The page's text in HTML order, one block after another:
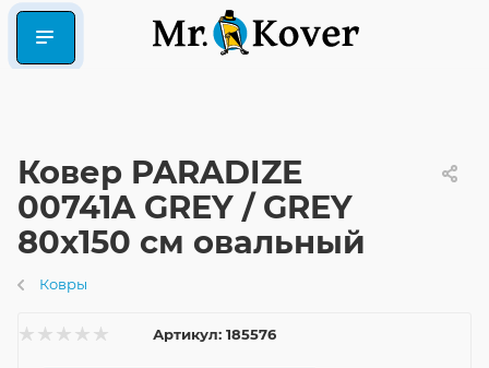
Ковер PARADIZE
00741A GREY / GREY
80x150 см овальный
Ковры
Артикул: 185576